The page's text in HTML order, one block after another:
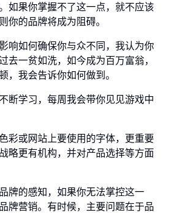
如果你掌握不了这一点，就不应该
你的品牌将成为阻碍。
响如何确保你与众不同，我认为你
去一贫如洗，如今成为百万富翁，
，我会告诉你如何做到。
断学习，每周我会带你见见游戏中
彩或网站上要使用的字体，更重要
略更有机构，并对产品选择等方面
牌的感知，如果你无法掌控这一
牌营销。有时候，主要问题在于品